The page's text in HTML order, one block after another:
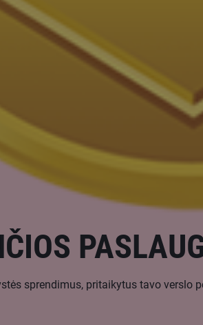
sprendimus, pritaikytus tavo verslo